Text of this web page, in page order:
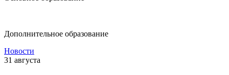
Дополнительное образование
Новости
31 августа